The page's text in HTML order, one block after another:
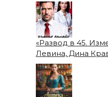
«Развод в 45.
Левина, Дина